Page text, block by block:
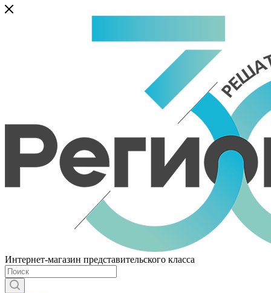
Интернет-магазин представительского класса